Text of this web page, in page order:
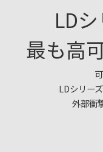
LD
最も高
LDシリー
外部衝